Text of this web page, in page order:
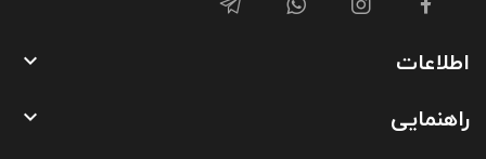
اطلاعات 
راهنمایی 